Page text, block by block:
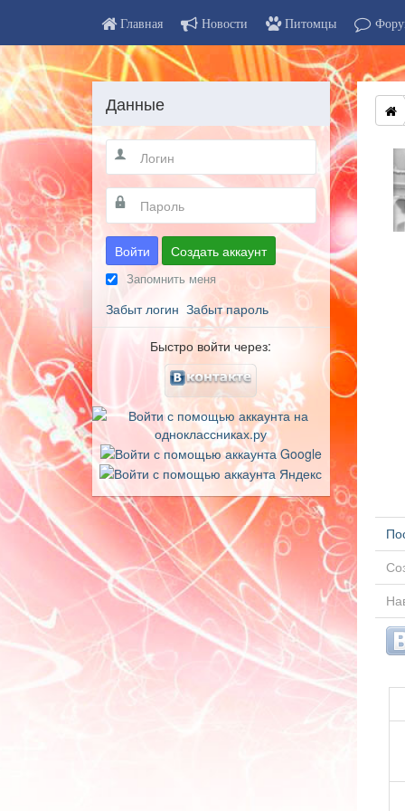
Главная Новости Питомцы
Данные
Войти Создать аккаунт
Запомнить меня
Забыт логин Забыт пароль
Быстро войти через: